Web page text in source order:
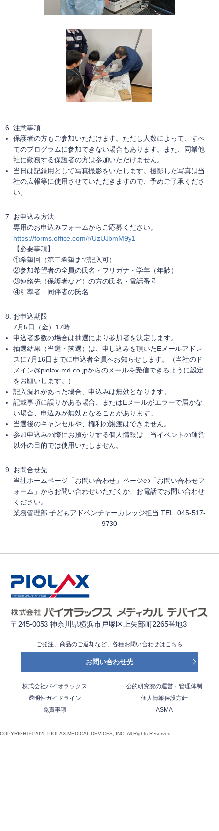
注意事項
保護者の方もご参加いただけます。ただし人数によって、すべ
てのプログラムに参加できない場合もあります。また、同業他
社に勤務する保護者の方は参加いただけません。
当日は記録用として写真撮影をいたします。撮影した写真は当
社の広報等に使用させていただきますので、予めご了承くださ
い。
お申込み方法
専用のお申込みフォームからご応募ください。
https://forms.office.com/r/UzUJbmM9y1
【必要事項】
①希望回（第二希望まで記入可）
②参加希望者の全員の氏名・フリガナ・学年（年齢）
③連絡先（保護者など）の方の氏名・電話番号
④引率者・同伴者の氏名
お申込期限
7月5日（金）17時
申込者多数の場合は抽選により参加者を決定します。
抽選結果（当選・落選）は、申し込みを頂いたEメールアドレ
スに7月16日までに申込者全員へお知らせします。（当社のド
メイン@piolax-md.co.jpからのメールを受信できるように設定
をお願いします。）
記入漏れがあった場合、申込みは無効となります。
記載事項に誤りがある場合、またはEメールがエラーで届かな
い場合、申込みが無効となることがあります。
当選後のキャンセルや、権利の譲渡はできません。
参加申込みの際にお預かりする個人情報は、当イベントの運営
以外の目的では使用いたしません。
お問合せ先
当社ホームページ「お問い合わせ」ページの「お問い合わせフ
ォーム」からお問い合わせいただくか、お電話でお問い合わせ
ください。
業務管理部 子どもアドベンチャーカレッジ担当 TEL: 045-517-
9730
〒245-0053 神奈川県横浜市戸塚区上矢部町2265番地3
ご発注、商品のご返却など、各種お問い合わせはこちら
お問い合わせ先
株式会社パイオラックス
公的研究費の運営・管理体制
透明性ガイドライン
個人情報保護方針
免責事項
ASMA
COPYRIGHT© 2025 PIOLAX MEDICAL DEVICES, INC. All Rights Reserved.